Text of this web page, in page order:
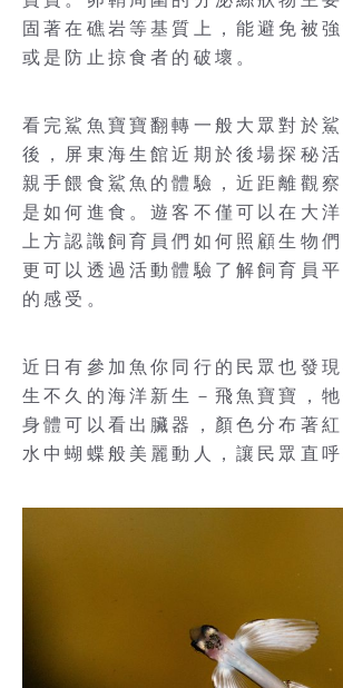
固著在礁岩等基質上，能避免被
或是防止掠食者的破壞。
看完鯊魚寶寶翻轉一般大眾對於
後，屏東海生館近期於後場探秘
親手餵食鯊魚的體驗，近距離觀
是如何進食。遊客不僅可以在大
上方認識飼育員們如何照顧生物
更可以透過活動體驗了解飼育員
的感受。
近日有參加魚你同行的民眾也發
生不久的海洋新生－飛魚寶寶，
身體可以看出臟器，顏色分布著
水中蝴蝶般美麗動人，讓民眾直呼